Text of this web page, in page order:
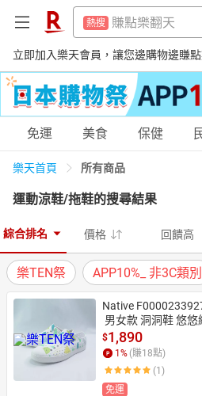
熱搜 賺點樂翻天
熱搜 防颱專區
熱搜 電子閱讀器
熱搜 床架
抽7777點
熱搜 熱門飯店推薦
立即加入樂天會員，讓您邊購物邊賺點
熱搜 防颱專區
電子閱讀器
熱搜 床架
熱搜 微波爐
熱搜 吹風機
熱搜 平板電腦
熱搜 抽7777點
熱搜 熱門飯店推薦
購物網分類
居家生活 3C家電
女裝 男裝
免運 美食 保健
樂天首頁 所有商品
運動涼鞋/拖鞋的搜尋結果
綜合排名 價格 回饋高
樂TEN祭 APP10%_ 非3C類別
Native
男女款 洞洞鞋 悠悠
$1,890
1 % (賺18點)
(1)
免運